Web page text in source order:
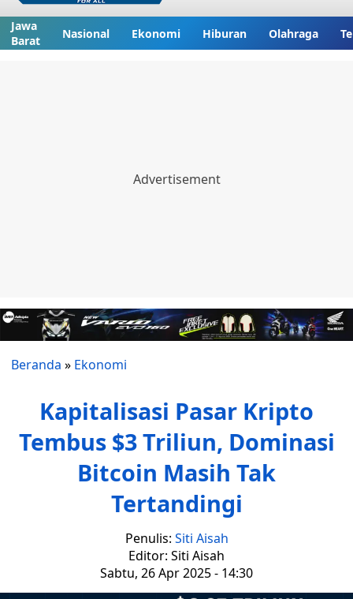
Jawa
Barat
Nasional Ekonomi Hiburan Olahraga
Beranda » Ekonomi
Kapitalisasi Pasar Kripto
Tembus $3 Triliun, Dominasi
Bitcoin Masih Tak
Tertandingi
Penulis: Siti Aisah
Editor: Siti Aisah
Sabtu, 26 Apr 2025 - 14:30